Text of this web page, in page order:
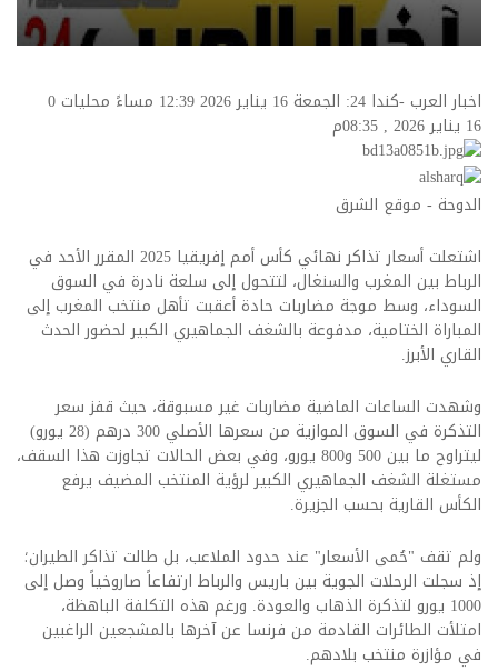
اخبار العرب -كندا 24: الجمعة 16 يناير 2026 12:39 مساءً محليات
0
16 يناير 2026 , 08:35م
الدوحة - موقع الشرق
اشتعلت أسعار تذاكر نهائي كأس أمم إفريقيا 2025 المقرر الأحد في
الرباط بين المغرب والسنغال، لتتحول إلى سلعة نادرة في السوق
السوداء، وسط موجة مضاربات حادة أعقبت تأهل منتخب المغرب إلى
المباراة الختامية، مدفوعة بالشغف الجماهيري الكبير لحضور الحدث
القاري الأبرز.
وشهدت الساعات الماضية مضاربات غير مسبوقة، حيث قفز سعر
التذكرة في السوق الموازية من سعرها الأصلي 300 درهم (28 يورو)
ليتراوح ما بين 500 و800 يورو، وفي بعض الحالات تجاوزت هذا السقف،
مستغلة الشغف الجماهيري الكبير لرؤية المنتخب المضيف يرفع
الكأس القارية بحسب الجزيرة.
ولم تقف "حُمى الأسعار" عند حدود الملاعب، بل طالت تذاكر الطيران؛
إذ سجلت الرحلات الجوية بين باريس والرباط ارتفاعاً صاروخياً وصل إلى
1000 يورو لتذكرة الذهاب والعودة. ورغم هذه التكلفة الباهظة،
امتلأت الطائرات القادمة من فرنسا عن آخرها بالمشجعين الراغبين
في مؤازرة منتخب بلادهم.